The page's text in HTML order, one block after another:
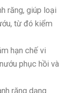
răng, giúp loại
từ đó kiểm
hạn chế vi
phục hồi và
răng dạng